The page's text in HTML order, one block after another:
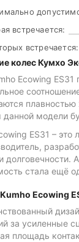
встречается:
встречается:
колес Кумхо
Ecowing
модели
ES31 –
долговечности.
стала ещё
Ecowing
за усиленные
площадь